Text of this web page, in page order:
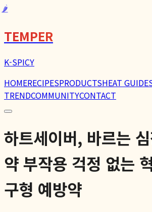
🌶️
TEMPER
K-SPICY
HOMERECIPESPRODUCTSHEAT GUIDE
TRENDCOMMUNITYCONTACT
하트세이버, 바르는
약 부작용 걱정 없는
구형 예방약